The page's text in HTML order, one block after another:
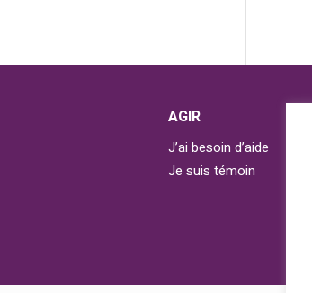
AGIR
J’ai besoin d’aide
Je suis témoin